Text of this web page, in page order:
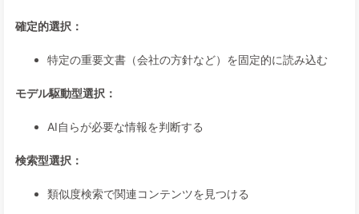
確定的選択：
特定の重要文書（会社の方針など）を固定的に読み込む
モデル駆動型選択：
AI自らが必要な情報を判断する
検索型選択：
類似度検索で関連コンテンツを見つける